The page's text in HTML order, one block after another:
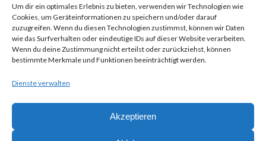
Um dir ein optimales Erlebnis zu bieten, verwenden wir Technologien wie
Cookies, um Geräteinformationen zu speichern und/oder darauf
zuzugreifen. Wenn du diesen Technologien zustimmst, können wir Daten
wie das Surfverhalten oder eindeutige IDs auf dieser Website verarbeiten.
Wenn du deine Zustimmung nicht erteilst oder zurückziehst, können
bestimmte Merkmale und Funktionen beeinträchtigt werden.
Dienste verwalten
Akzeptieren
April 2019
November 2017
Oktober 2017
September 2017
Juli 2017